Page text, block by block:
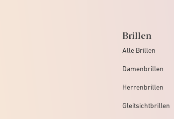
Brillen
Alle Brillen
Damenbrillen
Herrenbrillen
Gleitsichtbrillen